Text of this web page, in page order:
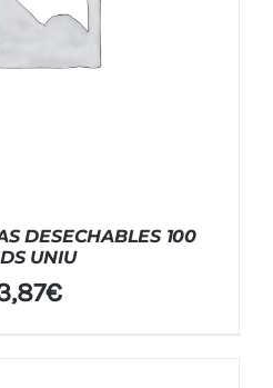
DESECHABLES 100
UNIU
€